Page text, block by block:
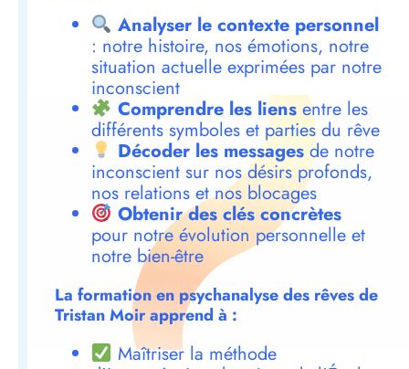
Analyser le contexte personnel
: notre histoire, nos émotions, notre
situation actuelle exprimées par notre
inconscient
Comprendre les liensentre les
différents symboles et parties du rêve
Décoder les messagesde notre
inconscient sur nos désirs profonds,
nos relations et nos blocages
Obtenir des clés concrètes
pour notre évolution personnelle et
notre bien-être
La formation en psychanalyse des rêves de
Tristan Moir apprend à :
Maîtriser la méthode